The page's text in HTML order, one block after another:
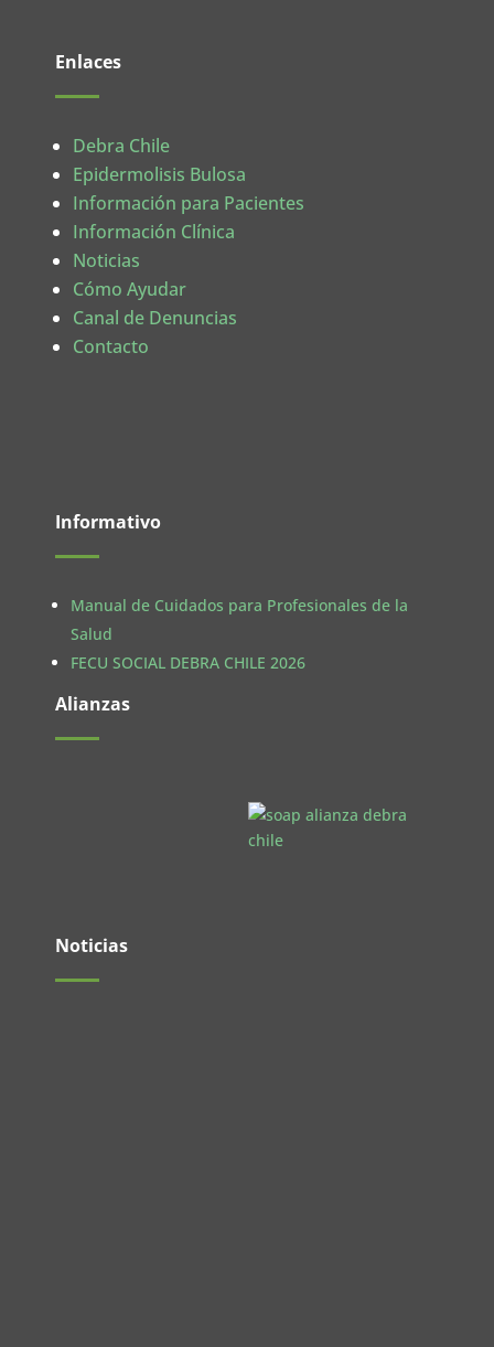
Enlaces
Debra Chile
Epidermolisis Bulosa
Información para Pacientes
Información Clínica
Noticias
Cómo Ayudar
Canal de Denuncias
Contacto
Informativo
Manual de Cuidados para Profesionales de la
Salud
FECU SOCIAL DEBRA CHILE 2026
Alianzas
Noticias